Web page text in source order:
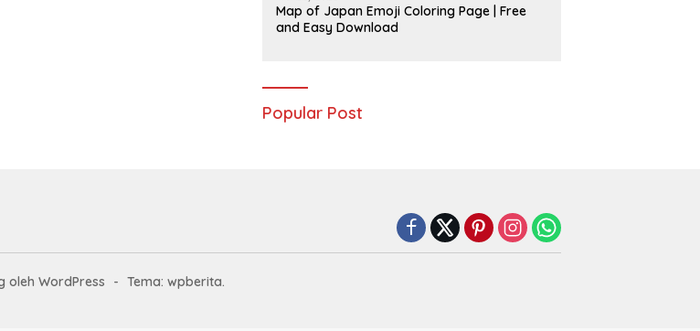
Map of Japan Emoji Coloring Page | Free
and Easy Download
Popular Post
oleh WordPress - Tema: wpberita.